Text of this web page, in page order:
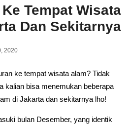
Tempat Wisata
Dan Sekitarnya
2020
ke tempat wisata alam? Tidak
kalian bisa menemukan beberapa
di Jakarta dan sekitarnya lho!
bulan Desember, yang identik